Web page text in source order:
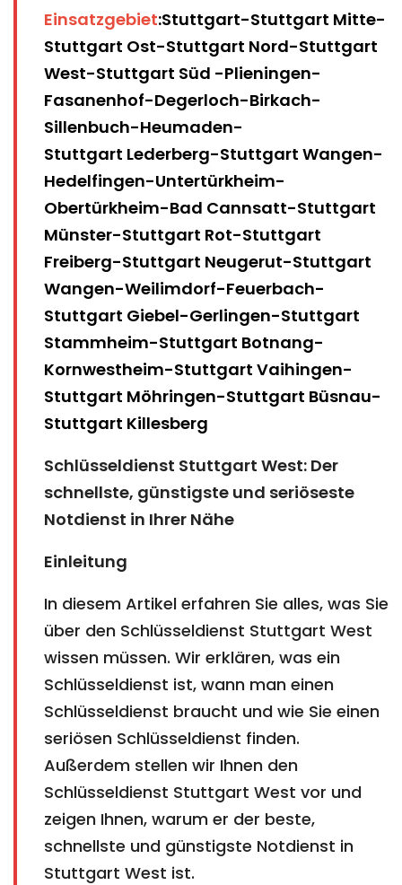
Einsatzgebiet:Stuttgart-Stuttgart Mitte-
Stuttgart Ost-Stuttgart Nord-Stuttgart
West-Stuttgart Süd -Plieningen-
Fasanenhof-Degerloch-Birkach-
Sillenbuch-Heumaden-
Stuttgart Lederberg-Stuttgart Wangen-
Hedelfingen-Untertürkheim-
Obertürkheim-Bad Cannsatt-Stuttgart
Münster-Stuttgart Rot-Stuttgart
Freiberg-Stuttgart Neugerut-Stuttgart
Wangen-Weilimdorf-Feuerbach-
Stuttgart Giebel-Gerlingen-Stuttgart
Stammheim-Stuttgart Botnang-
Kornwestheim-Stuttgart Vaihingen-
Stuttgart Möhringen-Stuttgart Büsnau-
Stuttgart Killesberg
Schlüsseldienst Stuttgart West: Der
schnellste, günstigste und seriöseste
Notdienst in Ihrer Nähe
Einleitung
In diesem Artikel erfahren Sie alles, was Sie
über den Schlüsseldienst Stuttgart West
wissen müssen. Wir erklären, was ein
Schlüsseldienst ist, wann man einen
Schlüsseldienst braucht und wie Sie einen
seriösen Schlüsseldienst finden.
Außerdem stellen wir Ihnen den
Schlüsseldienst Stuttgart West vor und
zeigen Ihnen, warum er der beste,
schnellste und günstigste Notdienst in
Stuttgart West ist.